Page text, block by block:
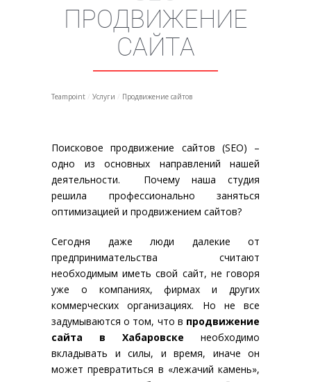
ПРОДВИЖЕНИЕ
САЙТА
Teampoint Услуги Продвижение сайтов
Поисковое продвижение сайтов (SEO) –
одно из основных направлений нашей
деятельности. Почему наша студия
решила профессионально заняться
оптимизацией и продвижением сайтов?
Сегодня даже люди далекие от
предпринимательства считают
необходимым иметь свой сайт, не говоря
уже о компаниях, фирмах и других
коммерческих организациях. Но не все
задумываются о том, что в продвижение
сайта в Хабаровске необходимо
вкладывать и силы, и время, иначе он
может превратиться в «лежачий камень»,